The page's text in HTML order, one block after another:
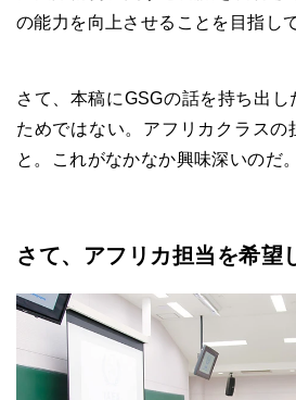
の能力を向上させることを目指し
さて、本稿にGSGの話を持ち出し
ためではない。アフリカクラスの
と。これがなかなか興味深いのだ。
さて、アフリカ担当を希